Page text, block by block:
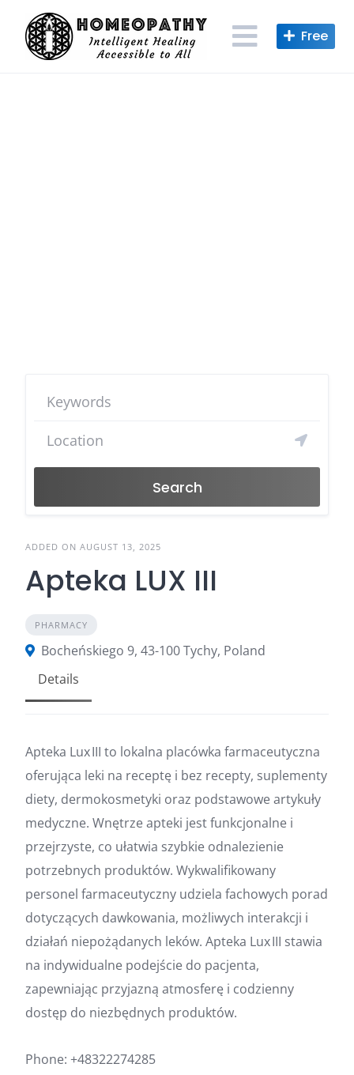
content
Search
ADDED ON AUGUST 13, 2025
Apteka LUX III
PHARMACY
Bocheńskiego 9, 43-100 Tychy, Poland
Details
Apteka Lux III to lokalna placówka farmaceutyczna
oferująca leki na receptę i bez recepty, suplementy
diety, dermokosmetyki oraz podstawowe artykuły
medyczne. Wnętrze apteki jest funkcjonalne i
przejrzyste, co ułatwia szybkie odnalezienie
potrzebnych produktów. Wykwalifikowany
personel farmaceutyczny udziela fachowych porad
dotyczących dawkowania, możliwych interakcji i
działań niepożądanych leków. Apteka Lux III stawia
na indywidualne podejście do pacjenta,
zapewniając przyjazną atmosferę i codzienny
dostęp do niezbędnych produktów.
Phone: +48322274285